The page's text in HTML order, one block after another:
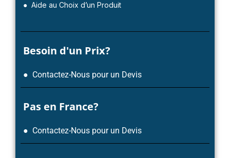
● Aide au Choix d’un Produit
Besoin d'un Prix?
● Contactez-Nous pour un Devis
Pas en France?
● Contactez-Nous pour un Devis